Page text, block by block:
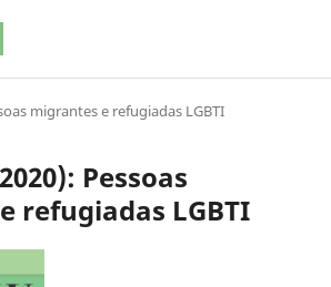
migrantes e refugiadas LGBTI
Pessoas
refugiadas LGBTI